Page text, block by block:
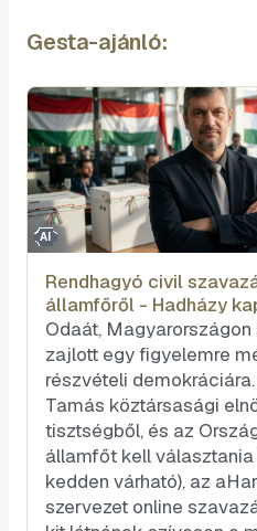
Gesta-ajánló:
AI
Rendhagyó civil
államfőről - Hadházy
voksot
Odaát, Magyarországon
zajlott egy figyelemre
részvételi
Tamás köztársasági
tisztségből, és az
államfőt kell választania
kedden várható), az
szervezet online